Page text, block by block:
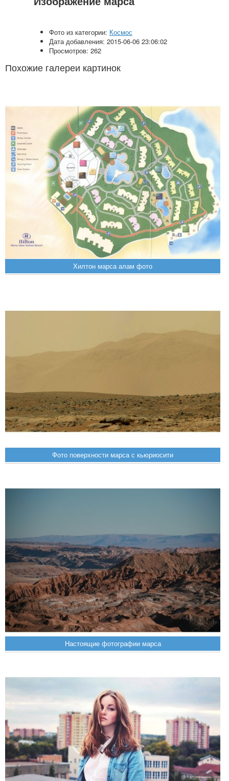
Фото из категории: Космос
Дата добавления: 2015-06-06 23:06:02
Просмотров: 262
Похожие галереи картинок
Хилтон марса алам фото
Фото поверхности марса с кьюриосити
Настоящие фотографии марса